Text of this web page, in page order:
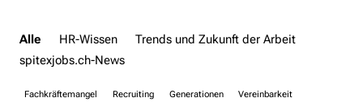
Alle HR-Wissen
Trends und Zukunft der Arbeit
spitexjobs.ch-News
Fachkräftemangel Recruiting Generationen Vereinbarkeit